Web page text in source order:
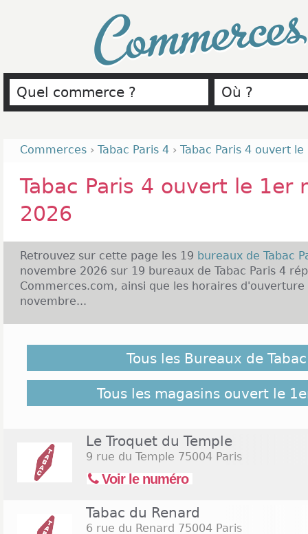
Commerces › Tabac Paris 4 › Tabac Paris 4 ouvert
Tabac Paris 4 ouvert le 1er
2026
Retrouvez sur cette page les 19 bureaux de Tabac
novembre 2026 sur 19 bureaux de Tabac Paris 4
Commerces.com, ainsi que les horaires d'ouverture
novembre...
le 1er novembre 2026 ne soient pas répertoriés ici,
pour retrouver l'ensemble des Tabac Paris 4
19 bureaux de Tabac Paris 4
Tous les Bureaux de
Tous les magasins ouvert le
Le Troquet du Temple
9 rue du Temple 75004 Paris
Voir le numéro
Tabac du Renard
6 rue du Renard 75004 Paris